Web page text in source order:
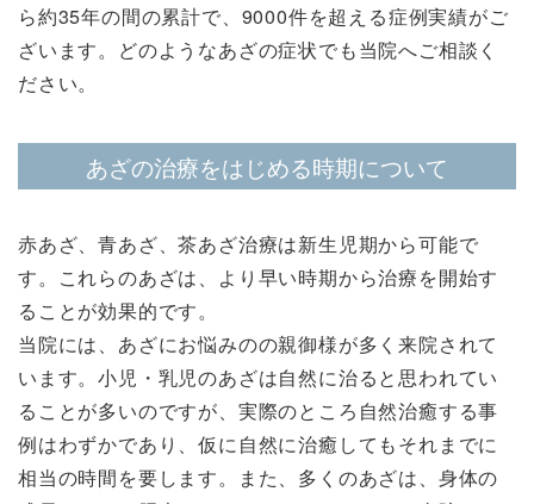
ら約35年の間の累計で、9000件を超える症例実績がご
ざいます。どのようなあざの症状でも当院へご相談く
ださい。
あざの治療をはじめる時期について
赤あざ、青あざ、茶あざ治療は新生児期から可能で
す。これらのあざは、より早い時期から治療を開始す
ることが効果的です。
当院には、あざにお悩みのの親御様が多く来院されて
います。小児・乳児のあざは自然に治ると思われてい
ることが多いのですが、実際のところ自然治癒する事
例はわずかであり、仮に自然に治癒してもそれまでに
相当の時間を要します。また、多くのあざは、身体の